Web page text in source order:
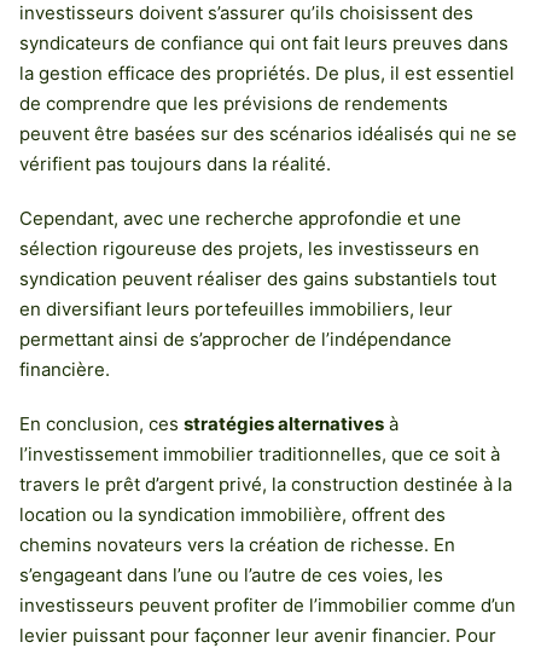
investisseurs doivent s’assurer qu’ils choisissent des
syndicateurs de confiance qui ont fait leurs preuves dans
la gestion efficace des propriétés. De plus, il est essentiel
de comprendre que les prévisions de rendements
peuvent être basées sur des scénarios idéalisés qui ne se
vérifient pas toujours dans la réalité.
Cependant, avec une recherche approfondie et une
sélection rigoureuse des projets, les investisseurs en
syndication peuvent réaliser des gains substantiels tout
en diversifiant leurs portefeuilles immobiliers, leur
permettant ainsi de s’approcher de l’indépendance
financière.
En conclusion, ces stratégies alternatives à
l’investissement immobilier traditionnelles, que ce soit à
travers le prêt d’argent privé, la construction destinée à la
location ou la syndication immobilière, offrent des
chemins novateurs vers la création de richesse. En
s’engageant dans l’une ou l’autre de ces voies, les
investisseurs peuvent profiter de l’immobilier comme d’un
levier puissant pour façonner leur avenir financier. Pour